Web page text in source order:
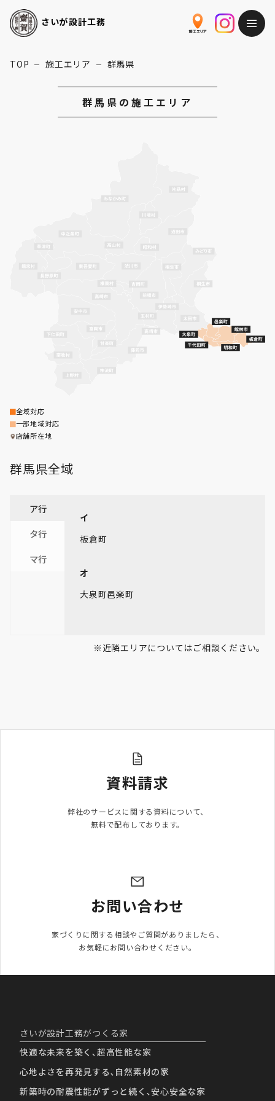
さいが設計工務
TOP ー 施工エリア ー 群馬県
群馬県の施工エリア
全域対応
一部地域対応
店舗所在地
群馬県全域
ア行
タ行
マ行
イ
板倉町
オ
大泉町邑楽町
※近隣エリアについてはご相談ください。
資料請求
弊社のサービスに関する資料について、
無料で配布しております。
お問い合わせ
家づくりに関する相談やご質問がありましたら、
お気軽にお問い合わせください。
さいが設計工務がつくる家
快適な未来を築く､超高性能な家
心地よさを再発見する､自然素材の家
新築時の耐震性能がずっと続く､安心安全な家